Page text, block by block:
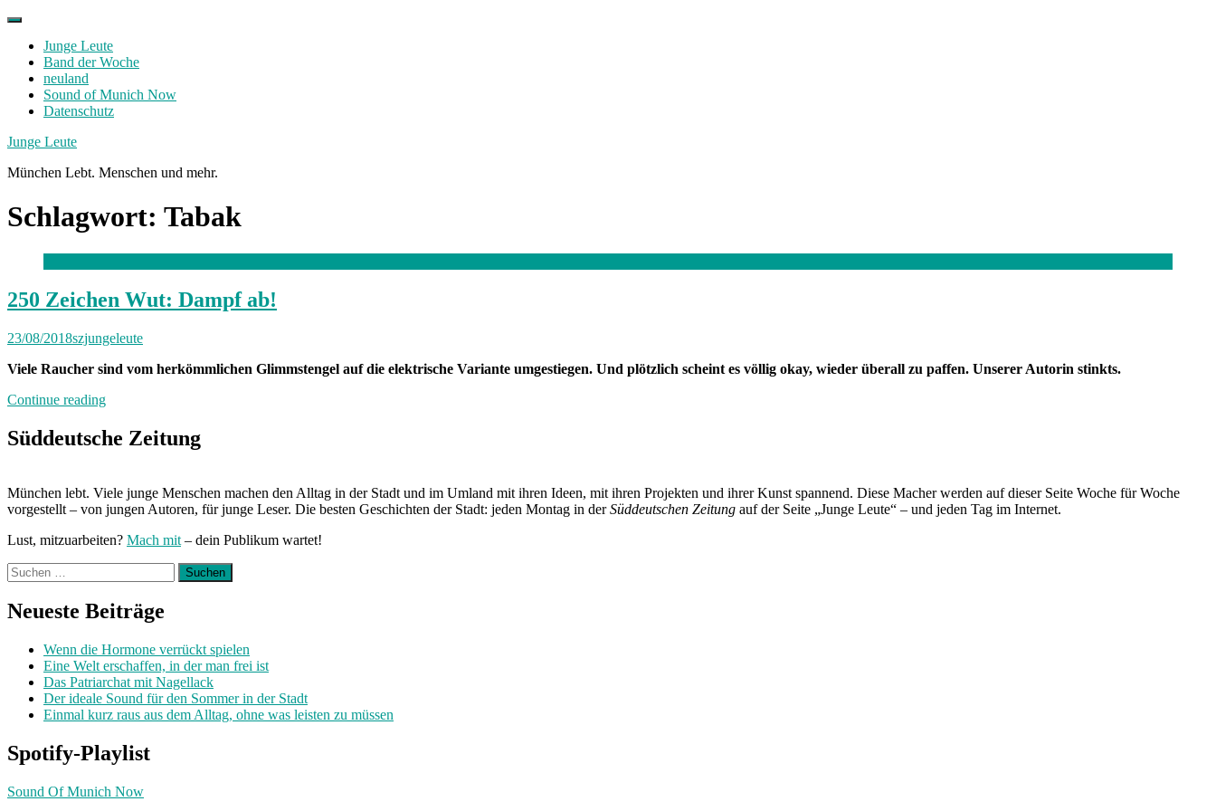
Skip
contentJunge Leute
Band der Woche
neuland
Sound of Munich Now
Datenschutz
Facebook
Twitter
Instagram
Junge Leute
München Lebt. Menschen und mehr.
Schlagwort: Tabak
250 Zeichen Wut: Dampf ab!
23/08/2018szjungeleute
Viele Raucher sind vom herkömmlichen Glimmstengel auf die elektrische Variante umgestiegen. Und plötzlich scheint es völlig okay, wieder überall zu paffen. Unserer Autorin stinkts.
Continue reading„250
Wut:
Dampf
Süddeutsche Zeitung
München lebt. Viele junge Menschen machen den Alltag in der Stadt und im Umland mit ihren Ideen, mit ihren Projekten und ihrer Kunst spannend. Diese Macher werden auf dieser Seite Woche für Woche
vorgestellt – von jungen Autoren, für junge Leser. Die besten Geschichten der Stadt: jeden Montag in derSüddeutschen Zeitung auf der Seite „Junge Leute“ – und jeden Tag im Internet.
Lust, mitzuarbeiten? Mach mit – dein Publikum wartet!
Suchen
nach:
Neueste Beiträge
Wenn die Hormone verrückt spielen
Eine Welt erschaffen, in der man frei ist
Das Patriarchat mit Nagellack
Der ideale Sound für den Sommer in der Stadt
Einmal kurz raus aus dem Alltag, ohne was leisten zu müssen
Spotify-Playlist
Sound Of Munich Now